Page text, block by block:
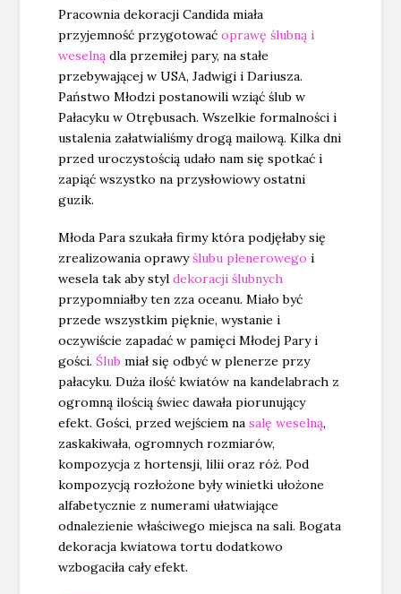
Pracownia dekoracji Candida miała
przyjemność przygotowaćoprawę ślubną i
weselną dla przemiłej pary, na stałe
przebywającej w USA, Jadwigi i Dariusza.
Państwo Młodzi postanowili wziąć ślub w
Pałacyku w Otrębusach. Wszelkie formalności i
ustalenia załatwialiśmy drogą mailową. Kilka dni
przed uroczystością udało nam się spotkać i
zapiąć wszystko na przysłowiowy ostatni
guzik.
Młoda Para szukała firmy która podjęłaby się
zrealizowania oprawyślubu plenerowego i
wesela tak aby styldekoracji ślubnych
przypomniałby ten zza oceanu. Miało być
przede wszystkim pięknie, wystanie i
oczywiście zapadać w pamięci Młodej Pary i
gości.Ślubmiał się odbyć w plenerze przy
pałacyku. Duża ilość kwiatów na kandelabrach z
ogromną ilością świec dawała piorunujący
efekt. Gości, przed wejściem nasalę weselną,
zaskakiwała, ogromnych rozmiarów,
kompozycja z hortensji, lilii oraz róż. Pod
kompozycją rozłożone były winietki ułożone
alfabetycznie z numerami ułatwiające
odnalezienie właściwego miejsca na sali. Bogata
dekoracja kwiatowa tortu dodatkowo
wzbogaciła cały efekt.